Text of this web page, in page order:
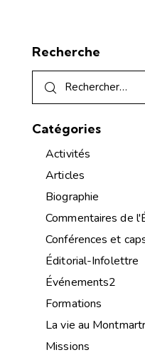
Recherche
Catégories
Activités
Articles
Biographie
Commentaires de
Conférences et
Éditorial-Infolettre
Événements2
Formations
La vie au
Missions